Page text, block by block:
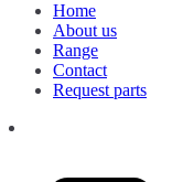
Home
About us
Range
Contact
Request parts